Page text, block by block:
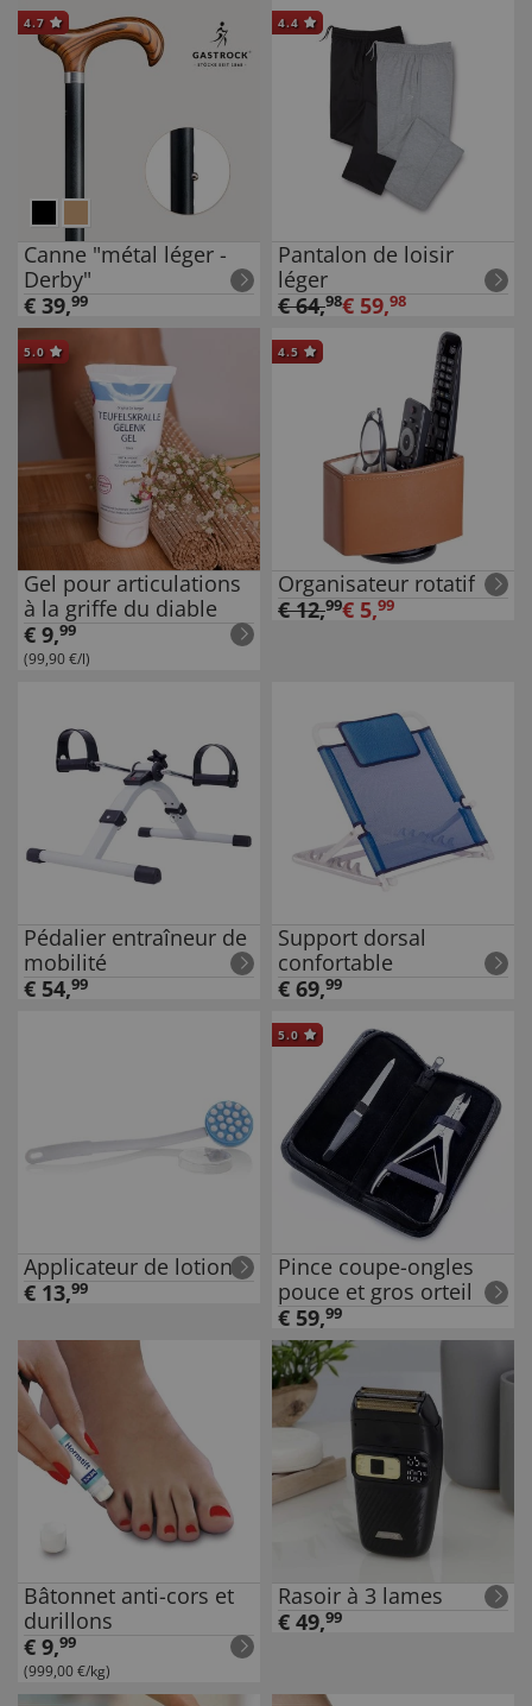
4.7
Canne "métal léger -
Derby"
€ 39,99
4.4
Pantalon de loisir
léger
€64,98€ 59,98
5.0
Gel pour articulations
à la griffe du diable
€ 9,99
(99,90 €/l)
4.5
Organisateur rotatif
€12,99€ 5,99
Pédalier entraîneur de
mobilité
€ 54,99
Support dorsal
confortable
€ 69,99
Applicateur de lotion
€ 13,99
5.0
Pince coupe-ongles
pouce et gros orteil
€ 59,99
Bâtonnet anti-cors et
durillons
€ 9,99
(999,00 €/kg)
Rasoir à 3 lames
€ 49,99